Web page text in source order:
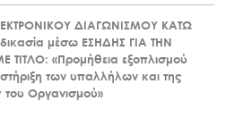
ΔΙΑΓΩΝΙΣΜΟΥ ΚΑΤΩ
μέσω ΕΣΗΔΗΣ ΓΙΑ ΤΗΝ
«Προμήθεια εξοπλισμού
των υπαλλήλων και της
Οργανισμού»